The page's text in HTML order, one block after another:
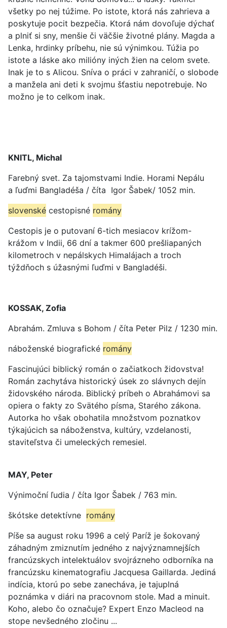
všetky po nej túžime. Po istote, ktorá nás zahrieva a
poskytuje pocit bezpečia. Ktorá nám dovoľuje dýchať
a plniť si sny, menšie či väčšie životné plány. Magda a
Lenka, hrdinky príbehu, nie sú výnimkou. Túžia po
istote a láske ako milióny iných žien na celom svete.
Inak je to s Alicou. Sníva o práci v zahraničí, o slobode
a manžela ani deti k svojmu šťastiu nepotrebuje. No
možno je to celkom inak.
KNITL, Michal
Farebný svet. Za tajomstvami Indie. Horami Nepálu
a ľuďmi Bangladéša / číta Igor Šabek/ 1052 min.
slovenské cestopisné romány
Cestopis je o putovaní 6-tich mesiacov krížom-
krážom v Indii, 66 dní a takmer 600 prešliapaných
kilometroch v nepálskych Himalájach a troch
týždňoch s úžasnými ľuďmi v Bangladéši.
KOSSAK, Zofia
Abrahám. Zmluva s Bohom / číta Peter Pilz / 1230 min.
náboženské biografické romány
Fascinujúci biblický román o začiatkoch židovstva!
Román zachytáva historický úsek zo slávnych dejín
židovského národa. Biblický príbeh o Abrahámovi sa
opiera o fakty zo Svätého písma, Starého zákona.
Autorka ho však obohatila množstvom poznatkov
týkajúcich sa náboženstva, kultúry, vzdelanosti,
staviteľstva či umeleckých remesiel.
MAY, Peter
Výnimoční ľudia / číta Igor Šabek / 763 min.
škótske detektívne romány
Píše sa august roku 1996 a celý Paríž je šokovaný
záhadným zmiznutím jedného z najvýznamnejších
francúzskych intelektuálov svojrázneho odborníka na
francúzsku kinematografiu Jacquesa Gaillarda. Jediná
indícia, ktorú po sebe zanecháva, je tajuplná
poznámka v diári na pracovnom stole. Mad a minuit.
Koho, alebo čo označuje? Expert Enzo Macleod na
stope nevšedného zločinu ...